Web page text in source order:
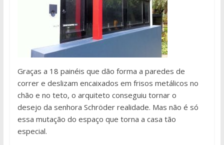
Graças a 18 painéis que dão forma a paredes de
correr e deslizam encaixados em frisos metálicos no
chão e no teto, o arquiteto conseguiu tornar o
desejo da senhora Schröder realidade. Mas não é só
essa mutação do espaço que torna a casa tão
especial.